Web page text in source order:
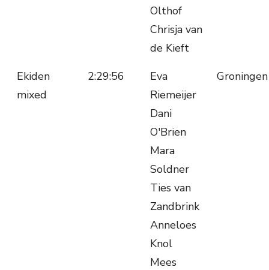
Olthof
Chrisja van
de Kieft
Ekiden
mixed
2:29:56
Eva
Riemeijer
Dani
O'Brien
Mara
Soldner
Ties van
Zandbrink
Anneloes
Knol
Mees
Groningen